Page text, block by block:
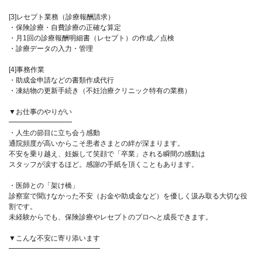
[3]レセプト業務（診療報酬請求）
・保険診療・自費診療の正確な算定
・月1回の診療報酬明細書（レセプト）の作成／点検
・診療データの入力・管理
[4]事務作業
・助成金申請などの書類作成代行
・凍結物の更新手続き（不妊治療クリニック特有の業務）
▼お仕事のやりがい
━━━━━━━━━
・人生の節目に立ち会う感動
通院頻度が高いからこそ患者さまとの絆が深まります。
不安を乗り越え、妊娠して笑顔で「卒業」される瞬間の感動は
スタッフが涙するほど。感謝の手紙を頂くこともあります。
・医師との「架け橋」
診察室で聞けなかった不安（お金や助成金など）を優しく汲み取る大切な役
割です。
未経験からでも、保険診療やレセプトのプロへと成長できます。
▼こんな不安に寄り添います
━━━━━━━━━━━━━